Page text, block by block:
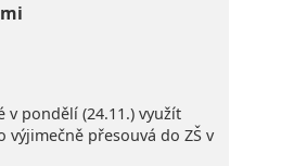
v pondělí (24.11.) využít
přesouvá do ZŠ v